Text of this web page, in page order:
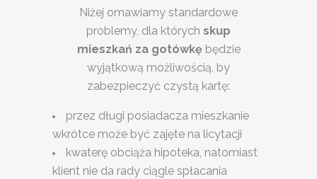
Niżej omawiamy standardowe
problemy, dla których skup
mieszkań za gotówkębędzie
wyjątkową możliwością, by
zabezpieczyć czystą kartę:
przez długi posiadacza mieszkanie
wkrótce może być zajęte na licytacji
kwaterę obciąża hipoteka, natomiast
klient nie da rady ciągle spłacania